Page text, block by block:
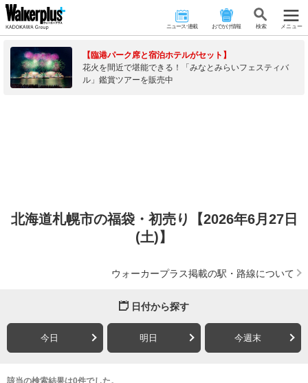
ニュース･連載 おでかけ情報 検 索 メニュー
【臨港パーク席と宿泊ホテルがセット】
花火を間近で堪能できる！「みなとみらいフェスティバ
ル」鑑賞ツアーを販売中
北海道札幌市の福袋・初売り【2026年6月27日
(土)】
ウォーカープラス掲載の駅・路線について
日付から探す
今日 明日 今週末
該当の検索結果は0件でした。